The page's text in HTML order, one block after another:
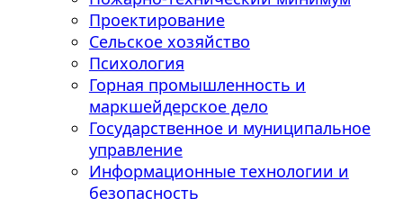
Проектирование
Сельское хозяйство
Психология
Горная промышленность и
маркшейдерское дело
Государственное и муниципальное
управление
Информационные технологии и
безопасность